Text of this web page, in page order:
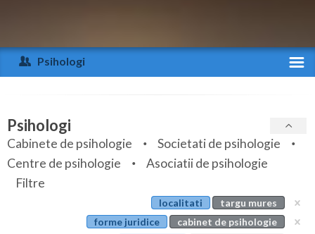
Arad
Arges
Bihor
Bistrita-Nasaud
Botosani
Psihologi
Specialitati
Servicii
Articole
Psihologi
Cabinete de psihologie
Societati de psihologie
Centre de psihologie
Asociatii de psihologie
Filtre
localitati
targu mures
forme juridice
cabinet de psihologie